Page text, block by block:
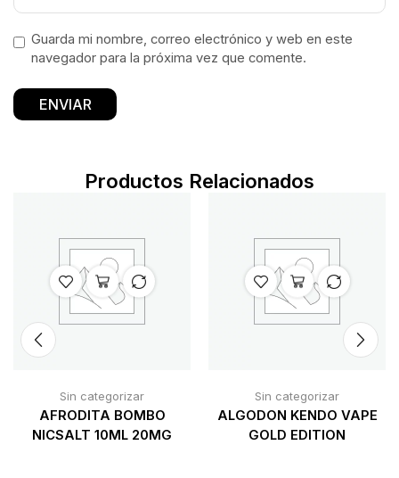
Guarda mi nombre, correo electrónico y web en este
navegador para la próxima vez que comente.
Productos Relacionados
Sin categorizar
AFRODITA BOMBO
NICSALT 10ML 20MG
Sin categorizar
ALGODON KENDO VAPE
GOLD EDITION